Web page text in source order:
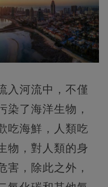
入河流中，不僅
染了海洋生物，
吃海鮮，人類吃
物，對人類的身
害，除此之外，